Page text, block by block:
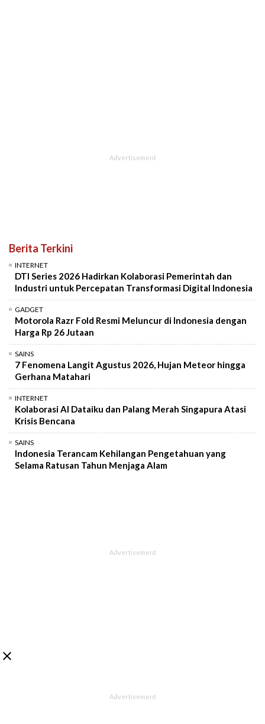
Berita Terkini
INTERNET
DTI Series 2026 Hadirkan Kolaborasi Pemerintah dan
Industri untuk Percepatan Transformasi Digital Indonesia
GADGET
Motorola Razr Fold Resmi Meluncur di Indonesia dengan
Harga Rp 26 Jutaan
SAINS
7 Fenomena Langit Agustus 2026, Hujan Meteor hingga
Gerhana Matahari
INTERNET
Kolaborasi AI Dataiku dan Palang Merah Singapura Atasi
Krisis Bencana
SAINS
Indonesia Terancam Kehilangan Pengetahuan yang
Selama Ratusan Tahun Menjaga Alam
